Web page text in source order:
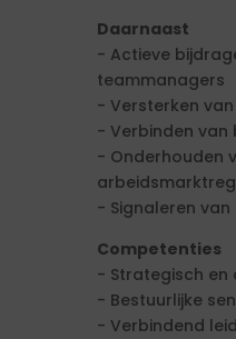
Daarnaast
- Actieve
teammanagers
- Versterken
- Verbinden van
- Onderhouden
- Signaleren
Competenties
- Strategisch en
- Bestuurlijke
- Verbindend